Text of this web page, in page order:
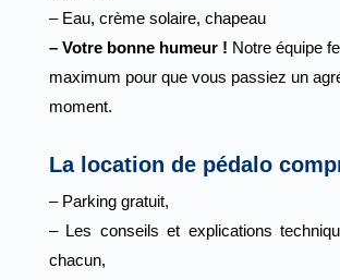
– Eau, crème solaire, chapeau
– Votre bonne humeur ! Notre équipe
maximum pour que vous passiez un
moment.
La location de pédalo
– Parking gratuit,
– Les conseils et explications
chacun,